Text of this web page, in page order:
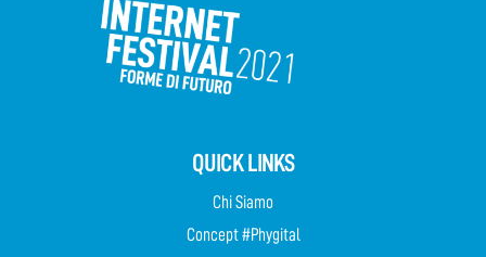
QUICK LINKS
Chi Siamo
Concept #Phygital